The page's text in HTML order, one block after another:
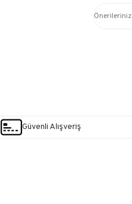
Önerileriniz
Güvenli Alışveriş